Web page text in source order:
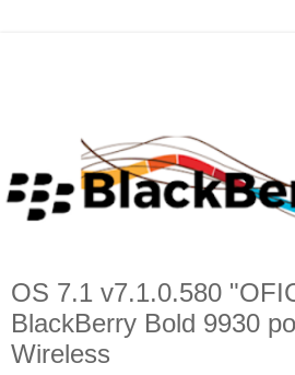
OS 7.1 v7.1.0.580
BlackBerry Bold 9930
Wireless